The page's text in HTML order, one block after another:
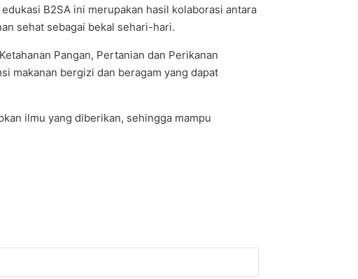
B2SA ini merupakan hasil kolaborasi antara
sehat sebagai bekal sehari-hari.
Pangan, Pertanian dan Perikanan
makanan bergizi dan beragam yang dapat
ilmu yang diberikan, sehingga mampu